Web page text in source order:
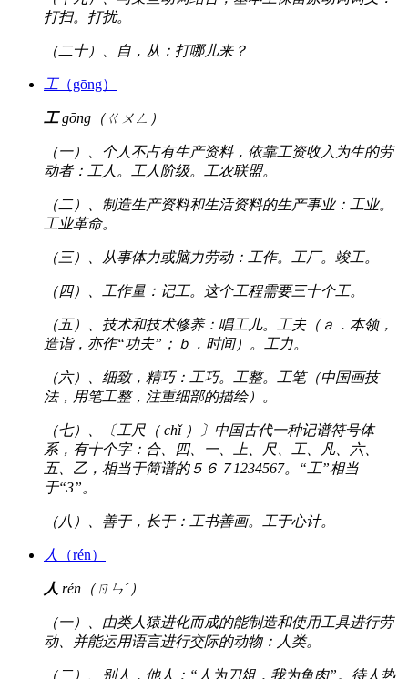
打扫。打扰。
（二十）、自，从：打哪儿来？
工（gōng）
工gōng（ㄍㄨㄥ）
（一）、个人不占有生产资料，依靠工资收入为生的劳
动者：工人。工人阶级。工农联盟。
（二）、制造生产资料和生活资料的生产事业：工业。
工业革命。
（三）、从事体力或脑力劳动：工作。工厂。竣工。
（四）、工作量：记工。这个工程需要三十个工。
（五）、技术和技术修养：唱工儿。工夫（ａ．本领，
造诣，亦作“功夫”；ｂ．时间）。工力。
（六）、细致，精巧：工巧。工整。工笔（中国画技
法，用笔工整，注重细部的描绘）。
（七）、〔工尺（ chǐ ）〕中国古代一种记谱符号体
系，有十个字：合、四、一、上、尺、工、凡、六、
五、乙，相当于简谱的５６７1234567。“工”相当
于“3”。
（八）、善于，长于：工书善画。工于心计。
人 （rén）
人 rén（ㄖㄣˊ）
（一）、由类人猿进化而成的能制造和使用工具进行劳
动、并能运用语言进行交际的动物：人类。
（二）、别人，他人：“人为刀俎，我为鱼肉”。待人热